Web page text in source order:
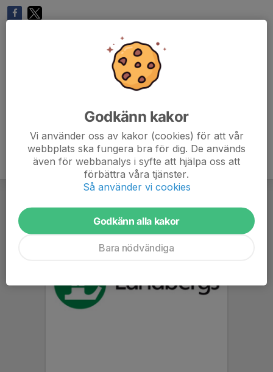
Godkänn kakor
Vi använder oss av kakor (cookies) för att vår
webbplats ska fungera bra för dig. De används
även för webbanalys i syfte att hjälpa oss att
förbättra våra tjänster.
Så använder vi cookies
Godkänn alla kakor
Bara nödvändiga